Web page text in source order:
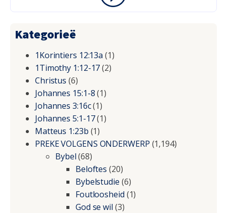
Kategorieë
1Korintiers 12:13a (1)
1Timothy 1:12-17(2)
Christus (6)
Johannes 15:1-8(1)
Johannes 3:16c(1)
Johannes 5:1-17(1)
Matteus 1:23b (1)
PREKE VOLGENS ONDERWERP (1,194)
Bybel(68)
Beloftes (20)
Bybelstudie (6)
Foutloosheid (1)
God se wil (3)